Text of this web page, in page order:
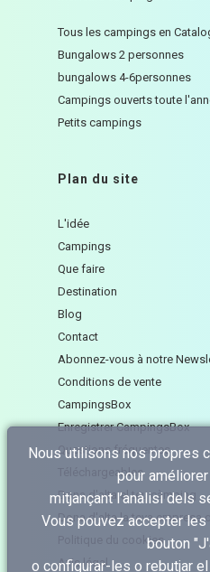
Tous les campings en
Bungalows 2 personnes
bungalows 4-6personnes
Campings ouverts toute
Petits campings
Plan du site
L'idée
Campings
Que faire
Destination
Blog
Contact
Abonnez-vous à notre
Conditions de vente
CampingsBox
Enregistrer CampingsBox
Questions fréquentes
Téléchargeables
Dona d'alta el teu càmping
Dona d'alta la teva empresa
Politique du cookies
Avis légal
Nous utilisons nos propres
pour
mitjançant l’anàlisi dels
Vous pouvez accepter
bouton
o configurar-les o rebutjar